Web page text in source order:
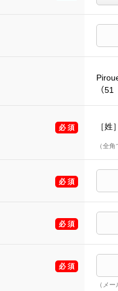
（
［姓
（全
（メ